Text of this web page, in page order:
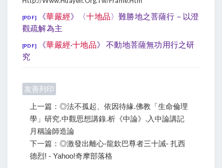
[PDF] 《華嚴經》〈十地品〉難勝地之菩薩行－以澄
觀疏解為主
[PDF] 《華嚴經‧十地品》 不動地菩薩無功用行之研
究
友善列印
上一篇：◎法不孤起、依因待緣.佛教「生命倫理
學」研究.中觀思想講錄.析《中論》.入中論講記
月稱論師造論
下一篇：◎激發出離心-龍欽巴尊者三十誡- 扎西
德烈! - Yahoo!奇摩部落格